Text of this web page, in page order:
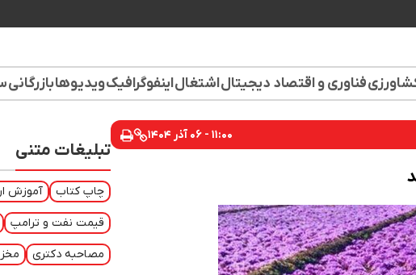
فناوری و اقتصاد دیجیتالاشتغالاینفوگرافیکویدیوهابازرگانی
۱۱:۰۰ - ۰۶ آذر ۱۴۰۴
تبلیغات متنی
چاپ کتاب آموزش
قیمت نفت و ترامپ
مصاحبه دکتری